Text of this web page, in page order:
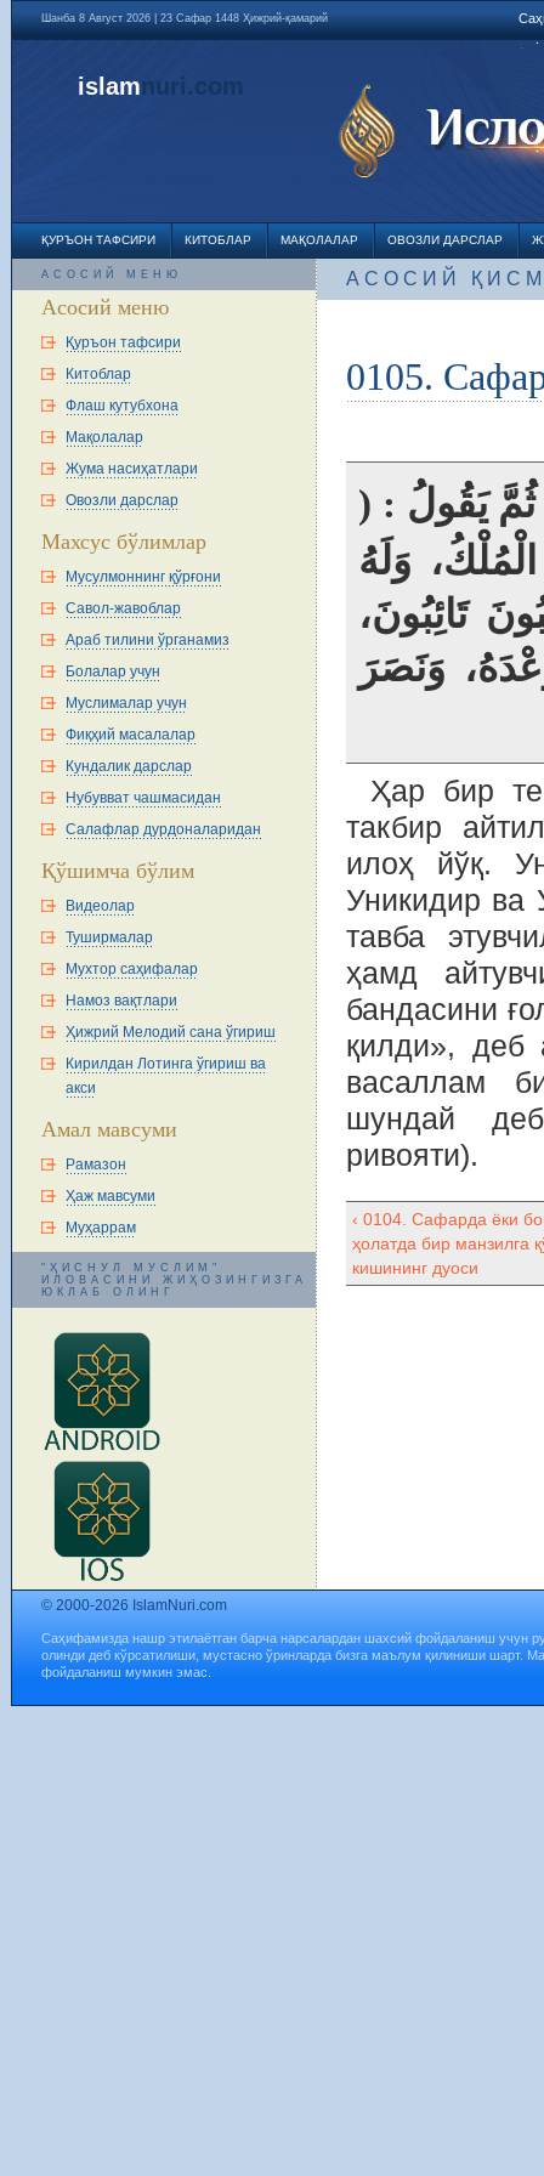
Шанба 8 Август 2026 | 23 Сафар 1448 Ҳижрий-қамарий
islamnuri.com
ҚУРЪОН ТАФСИРИ КИТОБЛАР МАҚОЛАЛАР ОВОЗЛИ ДАРСЛАР
АСОСИЙ МЕНЮ
Асосий меню
Қуръон тафсири
Китоблар
Флаш кутубхона
Мақолалар
Жума насиҳатлари
Овозли дарслар
Махсус бўлимлар
Мусулмоннинг қўрғони
Савол-жавоблар
Араб тилини ўрганамиз
Болалар учун
Муслималар учун
Фиқҳий масалалар
Кундалик дарслар
Нубувват чашмасидан
Салафлар дурдоналаридан
Қўшимча бўлим
Видеолар
Туширмалар
Мухтор саҳифалар
Намоз вақтлари
Ҳижрий Мелодий сана ўгириш
Кирилдан Лотинга ўгириш ва
акси
Амал мавсуми
Рамазон
Ҳаж мавсуми
Муҳаррам
"ҲИСНУЛ МУСЛИМ"
ИЛОВАСИНИ ЖИҲОЗИНГИЗГА
ЮКЛАБ ОЛИНГ
АСОСИЙ
0105.
يَقُولُ : (
وَلَهُ
تَائِبُونَ،
وَنَصَرَ
Ҳар бир
такбир
илоҳ йўқ.
Уникидир ва
тавба
ҳамд
бандасини
қилди», деб
васаллам
шундай
ривояти).
‹ 0104. Сафарда ёки
ҳолатда бир манзилга
кишининг дуоси
© 2000-2026 IslamNuri.com
Саҳифамизда нашр этилаётган барча нарсалардан шахсий фойдаланиш учун
олинди деб кўрсатилиши, мустасно ўринларда бизга маълум қилиниши шарт.
фойдаланиш мумкин эмас.